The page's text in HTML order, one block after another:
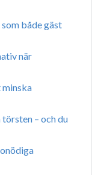
både gäst
när
– och du